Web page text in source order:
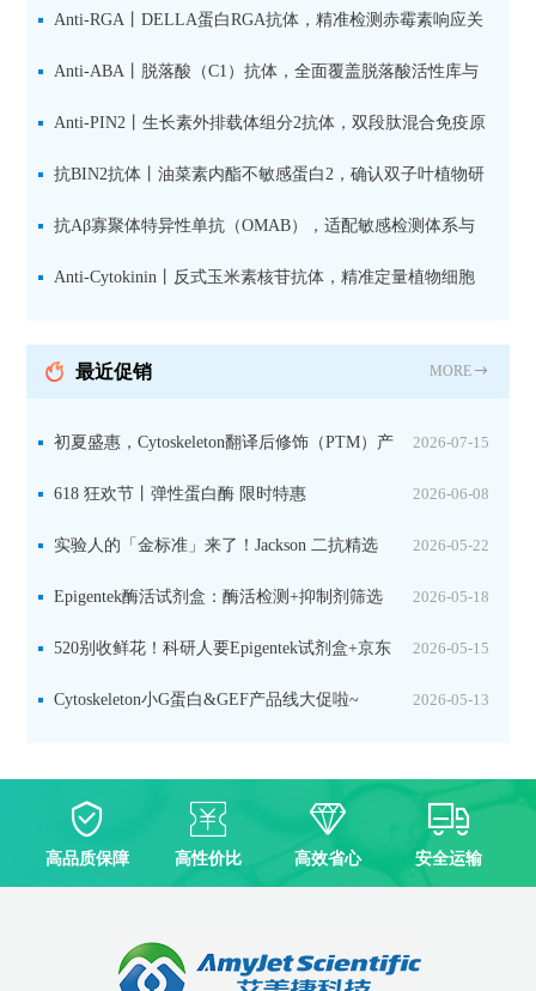
Anti-RGA丨DELLA蛋白RGA抗体，精准检测赤霉素响应关
键抑制因子
Anti-ABA丨脱落酸（C1）抗体，全面覆盖脱落酸活性库与
储存库
Anti-PIN2丨生长素外排载体组分2抗体，双段肽混合免疫原
设计方案
抗BIN2抗体丨油菜素内酯不敏感蛋白2，确认双子叶植物研
究数据特异性
抗Aβ寡聚体特异性单抗（OMAB），适配敏感检测体系与
活细胞实验
Anti-Cytokinin丨反式玉米素核苷抗体，精准定量植物细胞
最近促销 MORE
2026-07-15
初夏盛惠，Cytoskeleton翻译后修饰（PTM）产
品线放价啦！ 2026-06-08
618 狂欢节丨弹性蛋白酶 限时特惠
2026-05-22
实验人的「金标准」来了！Jackson 二抗精选
限时一口价，手慢无！ 2026-05-18
Epigentek酶活试剂盒：酶活检测+抑制剂筛选
双赋能，下单即赠京东卡 2026-05-15
520别收鲜花！科研人要Epigentek试剂盒+京东
卡！ 2026-05-13
Cytoskeleton小G蛋白&GEF产品线大促啦~
高品质保障 高性价比 高效省心 安全运输